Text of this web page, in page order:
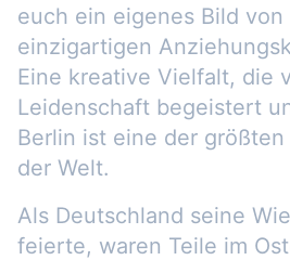
euch ein eigenes Bild
einzigartigen
Eine kreative Vielfalt, die
Leidenschaft begeistert
Berlin ist eine der größten
der Welt.
Als Deutschland seine
feierte, waren Teile im